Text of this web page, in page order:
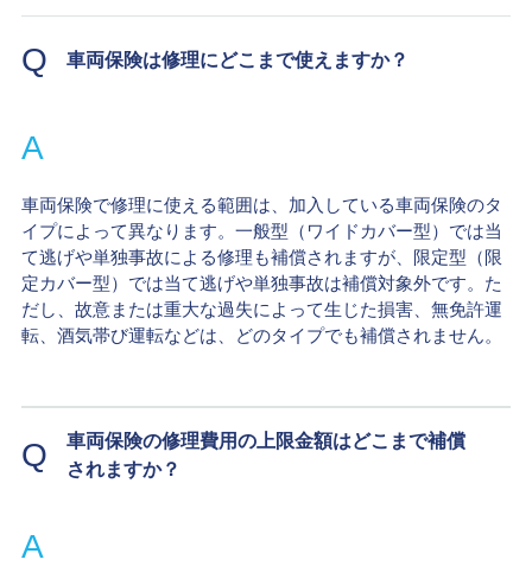
Q 車両保険は修理にどこまで使えますか？
A
車両保険で修理に使える範囲は、加入している車両保険のタ
イプによって異なります。一般型（ワイドカバー型）では当
て逃げや単独事故による修理も補償されますが、限定型（限
定カバー型）では当て逃げや単独事故は補償対象外です。た
だし、故意または重大な過失によって生じた損害、無免許運
転、酒気帯び運転などは、どのタイプでも補償されません。
Q
車両保険の修理費用の上限金額はどこまで補償
されますか？
A